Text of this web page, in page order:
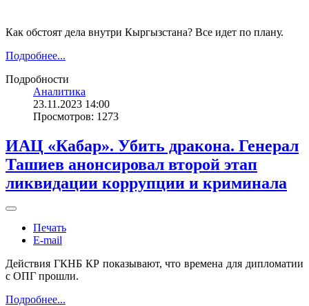
Как обстоят дела внутри Кыргызстана? Все идет по плану.
Подробнее...
Подробности
Аналитика
23.11.2023 14:00
Просмотров: 1273
ИАЦ «Кабар». Убить дракона. Генерал
Ташиев анонсировал второй этап
ликвидации коррупции и криминала
Печать
E-mail
Действия ГКНБ КР показывают, что времена для дипломатии
с ОПГ прошли.
Подробнее...